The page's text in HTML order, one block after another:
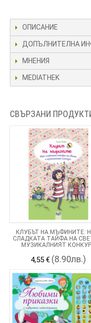
ОПИСАНИЕ
ДОПЪЛНИТЕЛНА
МНЕНИЯ
MEDIATHEK
СВЪРЗАНИ
КЛУБЪТ НА МЪФИНИТЕ:
СЛАДКАТА ТАЙФА НА
МУЗИКАЛНИЯТ
4,55 € (8.90лв.)